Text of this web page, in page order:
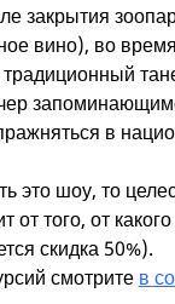
закрытия
вино), во
в
это шоу, то
от того, от
скидка 50%).
смотрите в